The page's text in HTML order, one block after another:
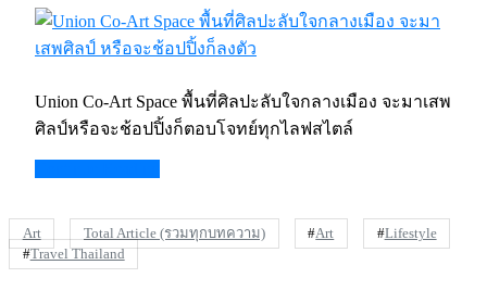
Union Co-Art Space พื้นที่ศิลปะลับใจกลางเมือง จะมาเสพ
ศิลป์หรือจะช้อปปิ้งก็ตอบโจทย์ทุกไลฟสไตล์
Art Total Article (รวมทุกบทความ) #Art #Lifestyle
#Travel Thailand